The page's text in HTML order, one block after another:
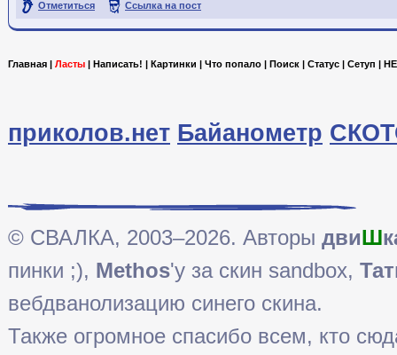
Отметиться Ссылка на пост
Главная | Ласты | Написать! | Картинки | Что попало | Поиск | Статус | Сетуп |
приколов.нет Байанометр
© СВАЛКА, 2003–2026. Авторы двиШ
пинки ;), Methos'у за скин sandbox,
вебдванолизацию синего скина.
Также огромное спасибо всем, кто